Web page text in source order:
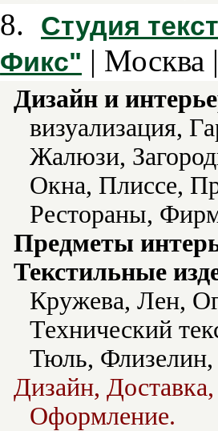
8.
Студия
Фикс" | Москва
Дизайн и
визуализация,
Жалюзи,
Окна, Плиссе,
Рестораны,
Предметы
Текстильные
Кружева, Лен,
Технический
Тюль,
Дизайн,
Оформление.